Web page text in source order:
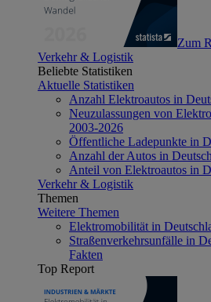
Zum
Verkehr & Logistik
Beliebte Statistiken
Aktuelle Statistiken
Anzahl Elektroautos in
Neuzulassungen von
2003-2026
Öffentliche Ladepunkte in
Anzahl der Autos in
Anteil von Elektroautos in
Verkehr & Logistik
Themen
Weitere Themen
Elektromobilität in
Straßenverkehrsunfälle in
Fakten
Top Report